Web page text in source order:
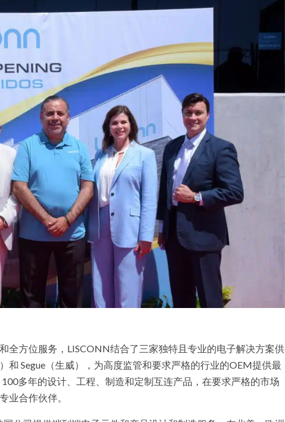
全方位服务，LISCONN结合了三家独特且专业的电子解决方案供
和 Segue（生威），为高度监管和要求严格的行业的OEM提供最
多年的设计、工程、制造和定制互连产品，在要求严格的市场
业合作伙伴。